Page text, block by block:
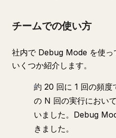
チームでの使い方
社内で Debug Mode を使っ
いくつか紹介します。
約 20 回に 1 回の頻度
の N 回の実行におい
いました。Debug
きました。